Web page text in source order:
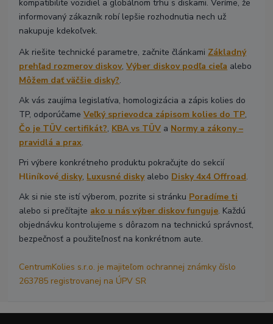
kompatibilite vozidiel a globálnom trhu s diskami. Veríme, že
informovaný zákazník robí lepšie rozhodnutia nech už
nakupuje kdekoľvek.
Ak riešite technické parametre, začnite článkami Základný
prehľad rozmerov diskov,Výber diskov podľa cieľa alebo
Môžem dať väčšie disky?.
Ak vás zaujíma legislatíva, homologizácia a zápis kolies do
TP, odporúčameVeľký sprievodca zápisom kolies do TP,
Čo je TÜV certifikát?, KBA vs TÜV a Normy a zákony –
pravidlá a prax.
Pri výbere konkrétneho produktu pokračujte do sekcií
Hliníkové disky, Luxusné diskyalebo Disky 4x4 Offroad.
Ak si nie ste istí výberom, pozrite si stránku Poradíme ti
alebo si prečítajte ako u nás výber diskov funguje. Každú
objednávku kontrolujeme s dôrazom na technickú správnosť,
bezpečnosť a použiteľnosť na konkrétnom aute.
CentrumKolies s.r.o. je majiteľom ochrannej známky číslo
263785 registrovanej na ÚPV SR